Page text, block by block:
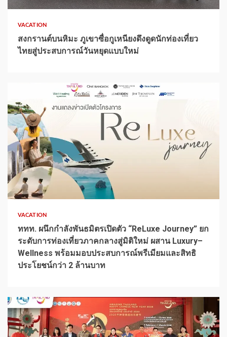
VACATION
สงกรานต์บนหิมะ ภูเขาซื่อกูเหนียงดึงดูดนักท่องเที่ยว
ไทยสู่ประสบการณ์วันหยุดแบบใหม่
1 min read
VACATION
ททท. ผนึกกำลังพันธมิตรเปิดตัว “ReLuxe Journey” ยก
ระดับการท่องเที่ยวภาคกลางสู่มิติใหม่ ผสาน Luxury–
Wellness พร้อมมอบประสบการณ์พรีเมียมและสิทธิ
ประโยชน์กว่า 2 ล้านบาท